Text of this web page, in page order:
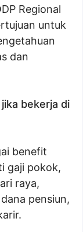
Regional
untuk
dan
bekerja di
benefit
gaji pokok,
raya,
pensiun,